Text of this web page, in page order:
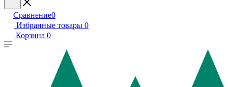
Сравнение0
Избранные товары 0
Корзина 0